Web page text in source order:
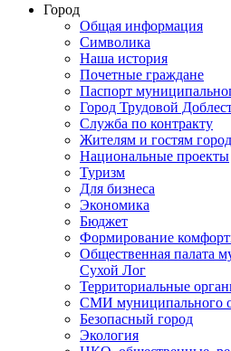
Город
Общая информация
Символика
Наша история
Почетные граждане
Паспорт
Город Трудовой
Служба по контракту
Жителям и гостям
Национальные проекты
Туризм
Для бизнеса
Экономика
Бюджет
Формирование
Общественная палата
Сухой Лог
Территориальные
СМИ муниципального
Безопасный город
Экология